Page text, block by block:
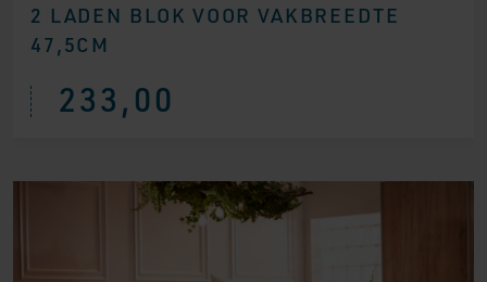
2 LADEN BLOK VOOR VAKBREEDTE
47,5CM
233,00